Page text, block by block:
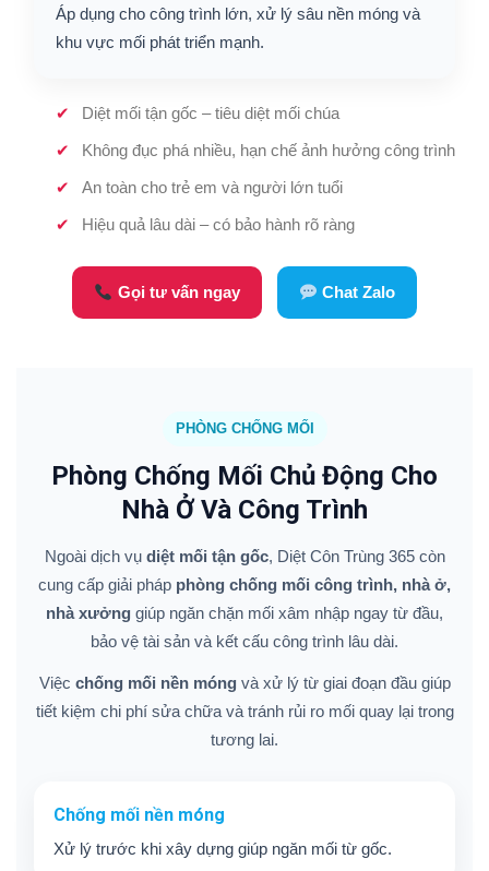
Áp dụng cho công trình lớn, xử lý sâu nền móng và
khu vực mối phát triển mạnh.
Diệt mối tận gốc – tiêu diệt mối chúa
Không đục phá nhiều, hạn chế ảnh hưởng công trình
An toàn cho trẻ em và người lớn tuổi
Hiệu quả lâu dài – có bảo hành rõ ràng
Gọi tư vấn ngay Chat Zalo
PHÒNG CHỐNG MỐI
Phòng Chống Mối Chủ Động Cho
Nhà Ở Và Công Trình
Ngoài dịch vụ diệt mối tận gốc, Diệt Côn Trùng 365 còn
cung cấp giải pháp phòng chống mối công trình, nhà ở,
nhà xưởng giúp ngăn chặn mối xâm nhập ngay từ đầu,
bảo vệ tài sản và kết cấu công trình lâu dài.
Việc chống mối nền móngvà xử lý từ giai đoạn đầu giúp
tiết kiệm chi phí sửa chữa và tránh rủi ro mối quay lại trong
tương lai.
Chống mối nền móng
Xử lý trước khi xây dựng giúp ngăn mối từ gốc.